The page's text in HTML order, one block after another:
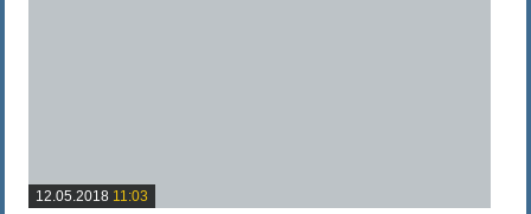
12.05.2018 11:03